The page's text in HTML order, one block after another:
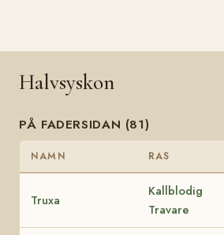
Halvsyskon
PÅ FADERSIDAN (81)
NAMN RAS
Truxa
Kallblodig
Travare